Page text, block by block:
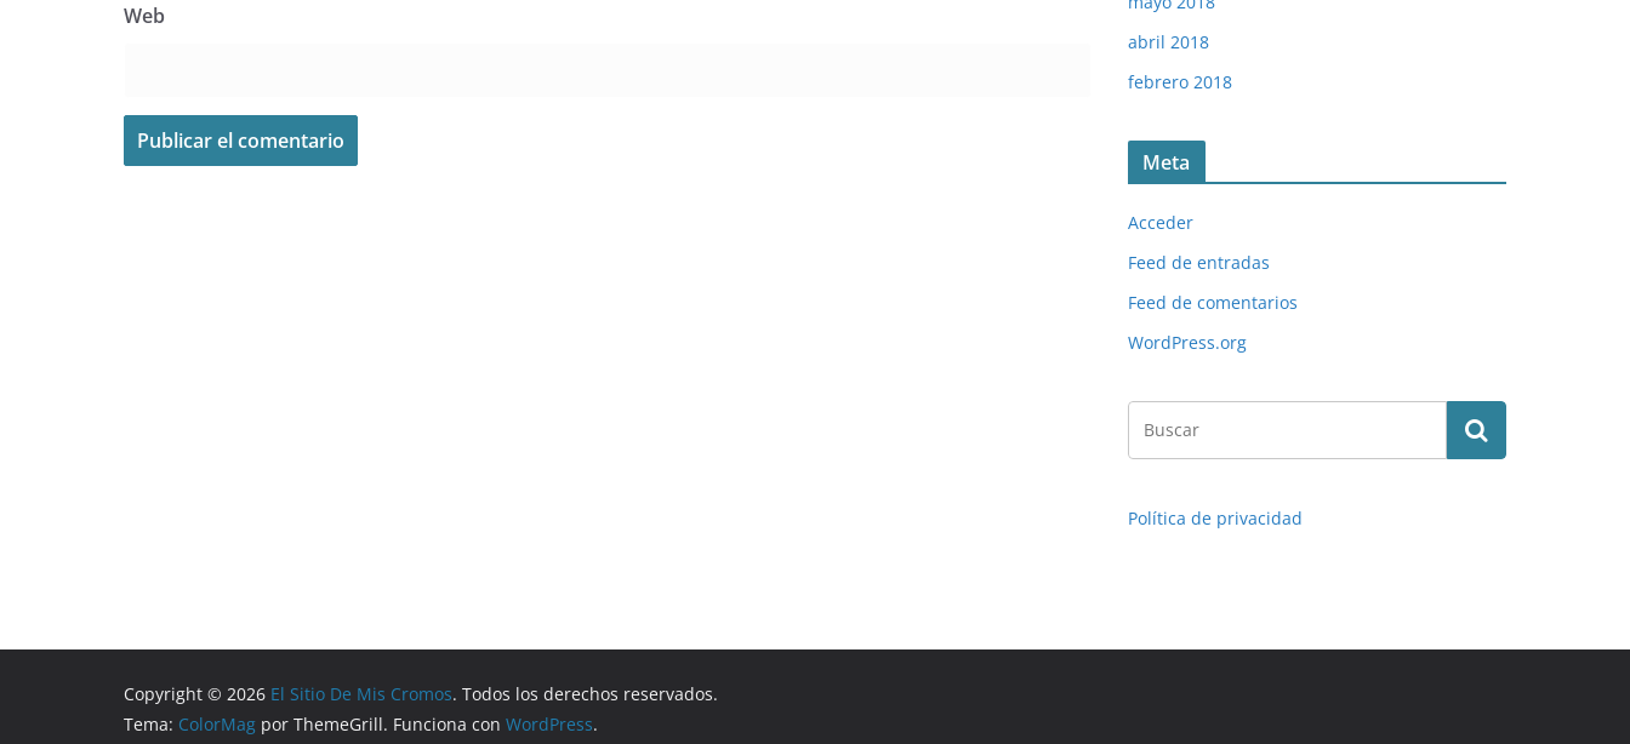
Web
abril 2018
febrero 2018
Meta
Acceder
Feed de entradas
Feed de comentarios
WordPress.org
Política de privacidad
Copyright © 2026 El Sitio De Mis Cromos. Todos los derechos reservados.
Tema: ColorMag por ThemeGrill. Funciona con WordPress.